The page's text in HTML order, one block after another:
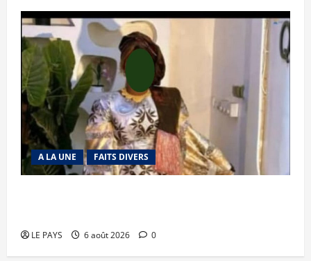
A LA UNE FAITS DIVERS
LE PAYS 6 août 2026 0